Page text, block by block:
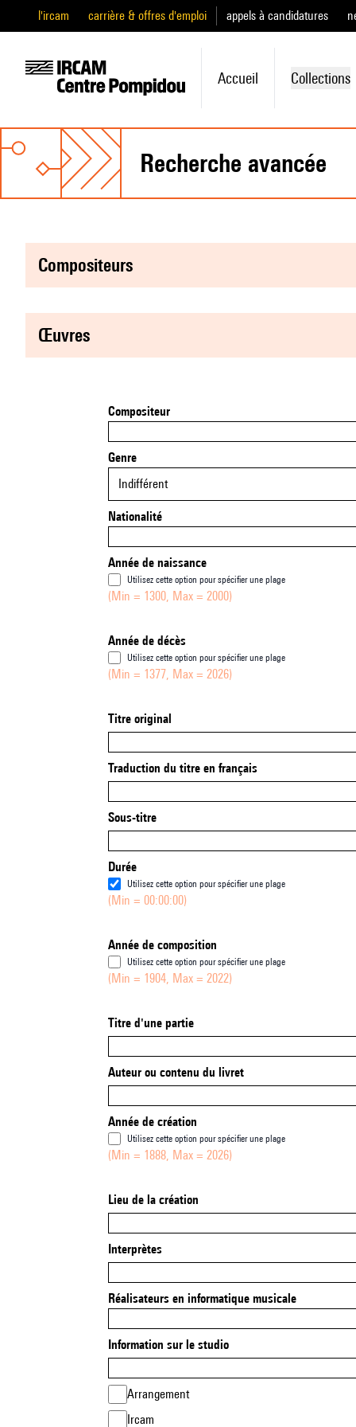
l'ircam carrière & offres d'emploi appels à candidatures
Accueil Collections
recherche avancée
compositeurs
œuvres
Compositeur
Genre
Indifférent
Nationalité
Année de naissance
Utilisez cette option pour spécifier une plage
(Min = 1300, Max = 2000)
Année de décès
Utilisez cette option pour spécifier une plage
(Min = 1377, Max = 2026)
Titre original
Traduction du titre en français
Sous-titre
Durée
Utilisez cette option pour spécifier une plage
(Min = 00:00:00)
Année de composition
Utilisez cette option pour spécifier une plage
(Min = 1904, Max = 2022)
Titre d'une partie
Auteur ou contenu du livret
Année de création
Utilisez cette option pour spécifier une plage
(Min = 1888, Max = 2026)
Lieu de la création
Interprètes
Réalisateurs en informatique musicale
Information sur le studio
Arrangement
Ircam